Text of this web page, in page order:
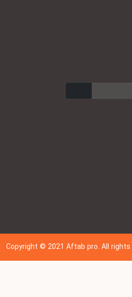
Copyright © 202 1Aftab pro. All